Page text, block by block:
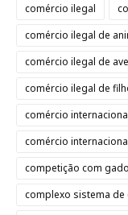
comércio ilegal
comércio ilegal de
comércio ilegal de
comércio ilegal de
comércio
comércio
competição com
complexo sistema de